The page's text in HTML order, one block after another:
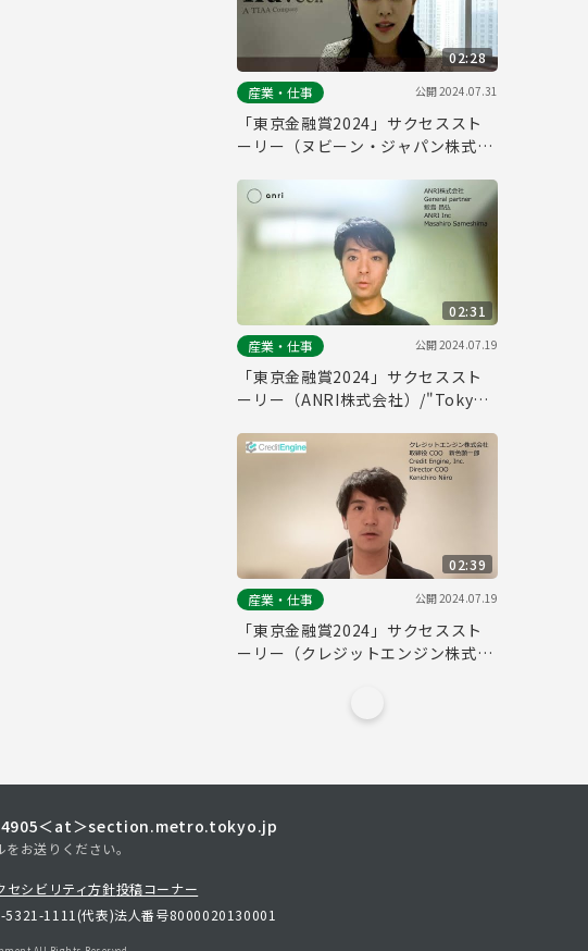
02:28
産業・仕事
公開2024.07.31
「東京金融賞2024」サクセススト
ーリー（ヌビーン・ジャパン株式会
2024" Success Story (Nuveen
Japan Co.)
02:31
産業・仕事
公開2024.07.19
「東京金融賞2024」サクセススト
ーリー（ANRI株式会社）/"Tokyo
Story (ANRI, Inc.)
02:39
産業・仕事
公開2024.07.19
「東京金融賞2024」サクセススト
ーリー（クレジットエンジン株式会
＜at＞section.metro.tokyo.jp
お送りください。
セシビリティ方針投稿コーナー
5321-1111(代表)法人番号8000020130001